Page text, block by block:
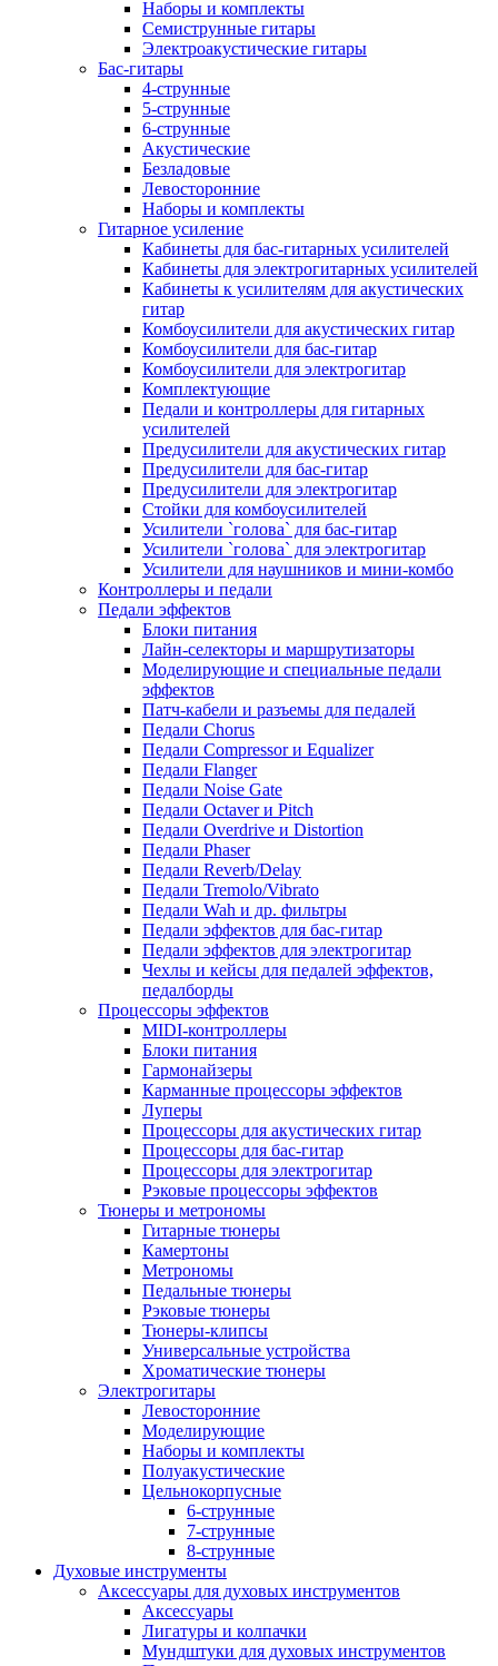
Наборы и комплекты
Семиструнные гитары
Электроакустические гитары
Бас-гитары
4-струнные
5-струнные
6-струнные
Акустические
Безладовые
Левосторонние
Наборы и комплекты
Гитарное усиление
Кабинеты для бас-гитарных усилителей
Кабинеты для электрогитарных усилителей
Кабинеты к усилителям для акустических
гитар
Комбоусилители для акустических гитар
Комбоусилители для бас-гитар
Комбоусилители для электрогитар
Комплектующие
Педали и контроллеры для гитарных
усилителей
Предусилители для акустических гитар
Предусилители для бас-гитар
Предусилители для электрогитар
Стойки для комбоусилителей
Усилители `голова` для бас-гитар
Усилители `голова` для электрогитар
Усилители для наушников и мини-комбо
Контроллеры и педали
Педали эффектов
Блоки питания
Лайн-селекторы и маршрутизаторы
Моделирующие и специальные педали
эффектов
Патч-кабели и разъемы для педалей
Педали Chorus
Педали Compressor и Equalizer
Педали Flanger
Педали Noise Gate
Педали Octaver и Pitch
Педали Overdrive и Distortion
Педали Phaser
Педали Reverb/Delay
Педали Tremolo/Vibrato
Педали Wah и др. фильтры
Педали эффектов для бас-гитар
Педали эффектов для электрогитар
Чехлы и кейсы для педалей эффектов,
педалборды
Процессоры эффектов
MIDI-контроллеры
Блоки питания
Гармонайзеры
Карманные процессоры эффектов
Луперы
Процессоры для акустических гитар
Процессоры для бас-гитар
Процессоры для электрогитар
Рэковые процессоры эффектов
Тюнеры и метрономы
Гитарные тюнеры
Камертоны
Метрономы
Педальные тюнеры
Рэковые тюнеры
Тюнеры-клипсы
Универсальные устройства
Хроматические тюнеры
Электрогитары
Левосторонние
Моделирующие
Наборы и комплекты
Полуакустические
Цельнокорпусные
6-струнные
7-струнные
8-струнные
Духовые инструменты
Аксессуары для духовых инструментов
Аксессуары
Лигатуры и колпачки
Мундштуки для духовых инструментов